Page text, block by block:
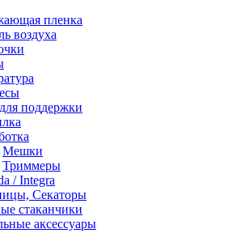
пленка
воздуха
поддержки
Мешки
Триммеры
/ Integra
Секаторы
стаканчики
аксессуары